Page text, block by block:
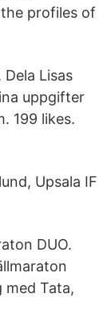
profiles of
Dela Lisas
uppgifter
199 likes.
Upsala IF
DUO.
med Tata,